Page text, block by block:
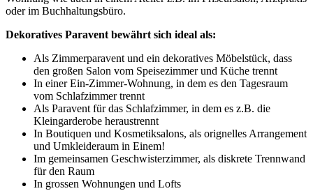
oder im Buchhaltungsbüro.
Dekoratives Paravent bewährt sich ideal als:
Als Zimmerparavent und ein dekoratives Möbelstück, dass
den großen Salon vom Speisezimmer und Küche trennt
In einer Ein-Zimmer-Wohnung, in dem es den Tagesraum
vom Schlafzimmer trennt
Als Paravent für das Schlafzimmer, in dem es z.B. die
Kleingarderobe heraustrennt
In Boutiquen und Kosmetiksalons, als orignelles Arrangement
und Umkleideraum in Einem!
Im gemeinsamen Geschwisterzimmer, als diskrete Trennwand
für den Raum
In grossen Wohnungen und Lofts